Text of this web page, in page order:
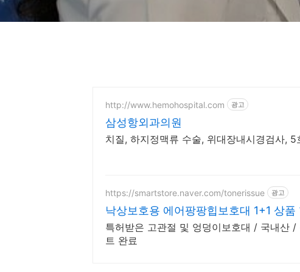
http://www.hemohospital.com 광고
삼성항외과의원
치질, 하지정맥류 수술, 위대장내시경검사,
https://smartstore.naver.com/tonerissue 광고
낙상보호용 에어팡팡힙보호대 1+1 상품
특허받은 고관절 및 엉덩이보호대 / 국내산 /
트 완료